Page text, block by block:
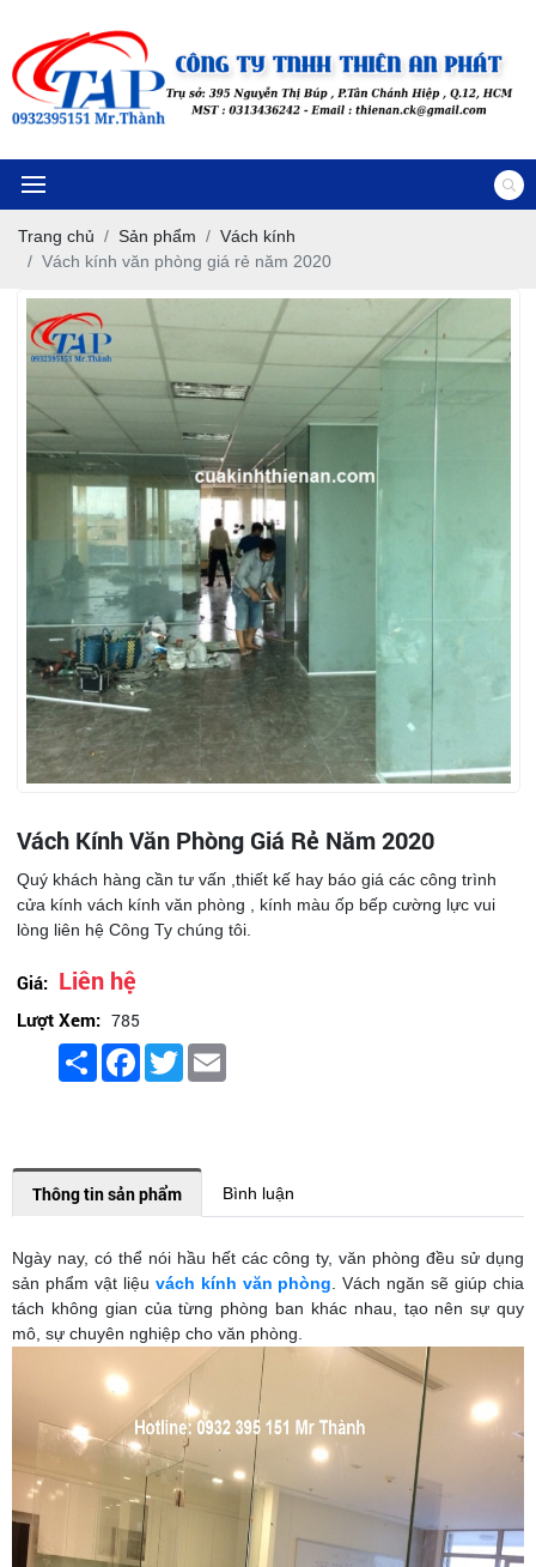
Trang chủ Sản phẩm
Vách kính
Vách kính văn phòng giá rẻ năm 2020
Vách Kính Văn Phòng Giá Rẻ Năm 2020
Quý khách hàng cần tư vấn ,thiết kế hay báo giá các công trình
cửa kính vách kính văn phòng , kính màu ốp bếp cường lực vui
lòng liên hệ Công Ty chúng tôi.
Giá: Liên hệ
Lượt Xem: 785
ShareFacebook
TwitterEmail
Thông tin sản phẩm Bình luận
Ngày nay, có thể nói hầu hết các công ty, văn phòng đều sử dụng
sản phẩm vật liệu vách kính văn phòng . Vách ngăn sẽ giúp chia
tách không gian của từng phòng ban khác nhau, tạo nên sự quy
mô, sự chuyên nghiệp cho văn phòng.